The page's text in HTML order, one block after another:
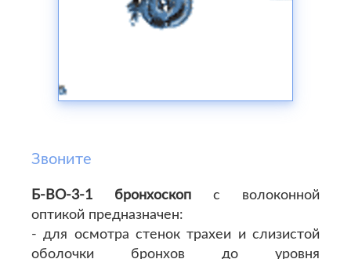
Звоните
Б-ВО-3-1 бронхоскоп с волоконной
оптикой предназначен:
- для осмотра стенок трахеи и слизистой
оболочки бронхов до уровня